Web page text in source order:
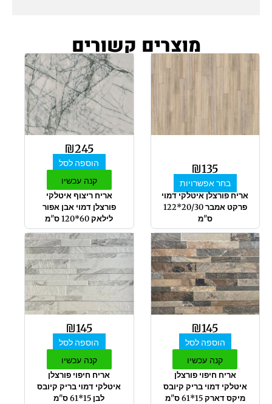
מוצרים קשורים
₪135
בחר אפשרויות
למוצר
זה
האפשרויות
בעמוד
המוצר
אריח פורצלן איטלקי דמוי
פרקט אמבר 20/30*122
ס"מ
₪245
הוספה לסל
קנה עכשיו
אריח ריצוף איטלקי
פורצלן דמוי אבן אפור
לילאק 60*120 ס"מ
₪145
הוספה לסל
קנה עכשיו
אריח חיפוי פורצלן
איטלקי דמוי בריק קיובס
מיקס דארק 15*61 ס"מ
₪145
הוספה לסל
קנה עכשיו
אריח חיפוי פורצלן
איטלקי דמוי בריק קיובס
לבן 15*61 ס"מ